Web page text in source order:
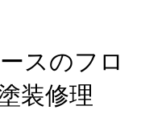
スのフロ
装修理